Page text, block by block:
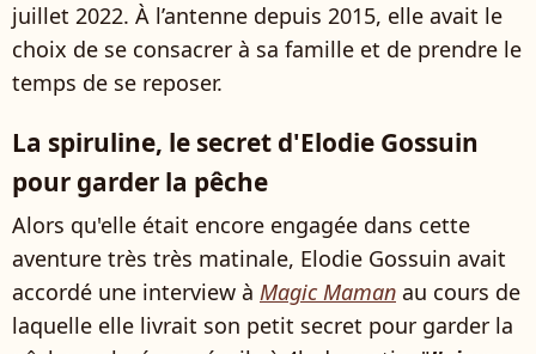
juillet 2022. À l’antenne depuis 2015, elle avait le
choix de se consacrer à sa famille et de prendre le
temps de se reposer.
La spiruline, le secret d'Elodie Gossuin
pour garder la pêche
Alors qu'elle était encore engagée dans cette
aventure très très matinale, Elodie Gossuin avait
accordé une interview à Magic Maman au cours de
laquelle elle livrait son petit secret pour garder la